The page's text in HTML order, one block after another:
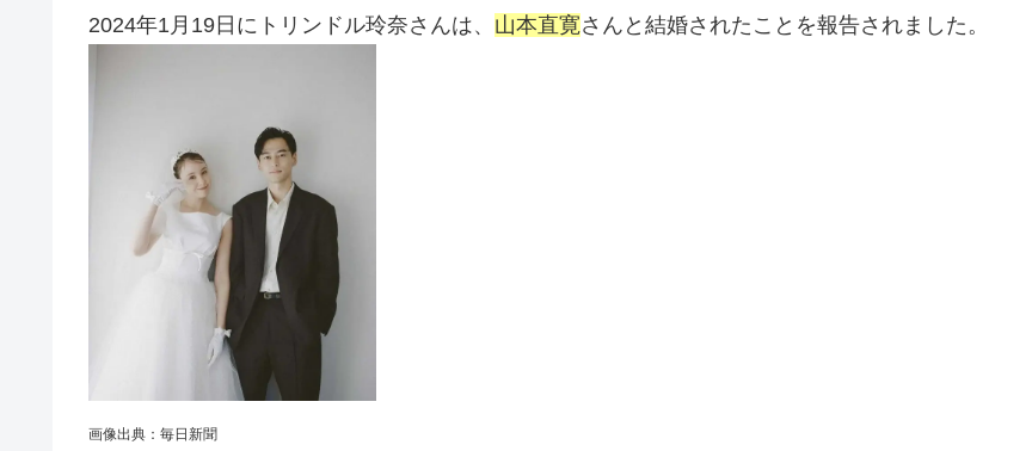
2024年1月19日にトリンドル玲奈さんは、 山本直寛さんと結婚されたことを報告されました。
画像出典：毎日新聞